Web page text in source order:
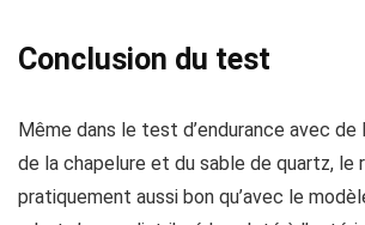
Conclusion du test
Même dans le test d’endurance avec
de la chapelure et du sable de quartz,
pratiquement aussi bon qu’avec le